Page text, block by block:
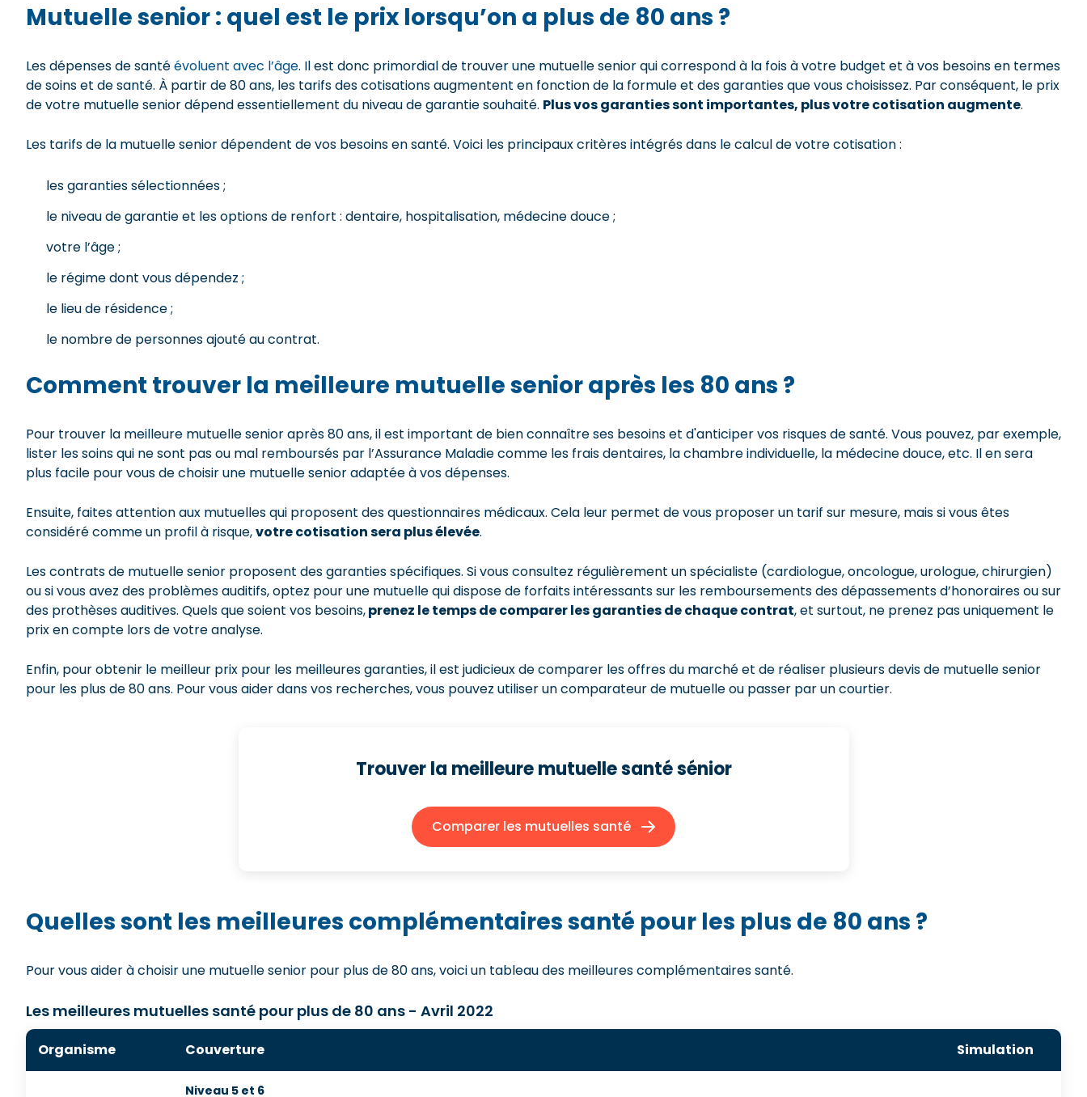
Mutuelle senior : quel est le prix lorsqu’on a plus de 80 ans ?
Les dépenses de santéévoluent avec l’âge. Il est donc primordial de trouver une mutuelle senior qui correspond à la fois à votre budget et à vos besoins en termes
de soins et de santé. À partir de 80 ans, les tarifs des cotisations augmentent en fonction de la formule et des garanties que vous choisissez. Par conséquent, le prix
de votre mutuelle senior dépend essentiellement du niveau de garantie souhaité. Plus vos garanties sont importantes, plus votre cotisation augmente.
Les tarifs de la mutuelle senior dépendent de vos besoins en santé. Voici les principaux critères intégrés dans le calcul de votre cotisation :
les garanties sélectionnées ;
le niveau de garantie et les options de renfort : dentaire, hospitalisation, médecine douce ;
votre l’âge ;
le régime dont vous dépendez ;
le lieu de résidence ;
le nombre de personnes ajouté au contrat.
Comment trouver la meilleure mutuelle senior après les 80 ans ?
Pour trouver la meilleure mutuelle senior après 80 ans, il est important de bien connaître ses besoins et d'anticiper vos risques de santé. Vous pouvez, par exemple,
lister les soins qui ne sont pas ou mal remboursés par l’Assurance Maladie comme les frais dentaires, la chambre individuelle, la médecine douce, etc. Il en sera
plus facile pour vous de choisir une mutuelle senior adaptée à vos dépenses.
Ensuite, faites attention aux mutuelles qui proposent des questionnaires médicaux. Cela leur permet de vous proposer un tarif sur mesure, mais si vous êtes
considéré comme un profil à risque,votre cotisation sera plus élevée.
Les contrats de mutuelle senior proposent des garanties spécifiques. Si vous consultez régulièrement un spécialiste (cardiologue, oncologue, urologue, chirurgien)
ou si vous avez des problèmes auditifs, optez pour une mutuelle qui dispose de forfaits intéressants sur les remboursements des dépassements d’honoraires ou sur
des prothèses auditives. Quels que soient vos besoins,prenez le temps de comparer les garanties de chaque contrat, et surtout, ne prenez pas uniquement le
prix en compte lors de votre analyse.
Enfin, pour obtenir le meilleur prix pour les meilleures garanties, il est judicieux de comparer les offres du marché et de réaliser plusieurs devis de mutuelle senior
pour les plus de 80 ans. Pour vous aider dans vos recherches, vous pouvez utiliser un comparateur de mutuelle ou passer par un courtier.
Trouver la meilleure mutuelle santé sénior
Comparer les mutuelles santé
Quelles sont les meilleures complémentaires santé pour les plus de 80 ans ?
Pour vous aider à choisir une mutuelle senior pour plus de 80 ans, voici un tableau des meilleures complémentaires santé.
Les meilleures mutuelles santé pour plus de 80 ans - Avril 2022
Organisme Couverture Simulation
Niveau 5 et 6